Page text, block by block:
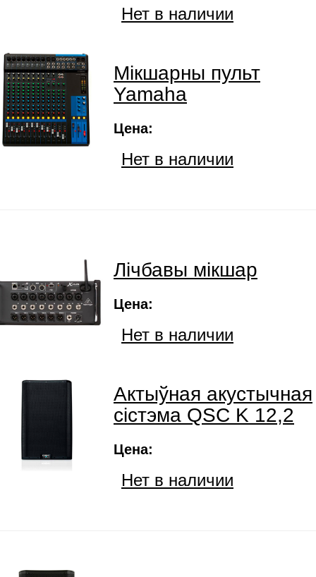
Нет в наличии
Мікшарны пульт
Yamaha
Цена:
Нет в наличии
Лічбавы мікшар
Цена:
Нет в наличии
Актыўная акустычная
сістэма QSC K 12,2
Цена:
Нет в наличии